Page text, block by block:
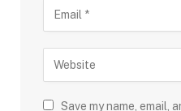
Save my name, email,